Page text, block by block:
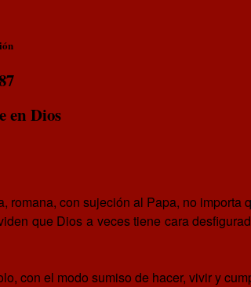
en Dios
con sujeción al Papa, no importa
que Dios a veces tiene cara
con el modo sumiso de hacer, vivir y